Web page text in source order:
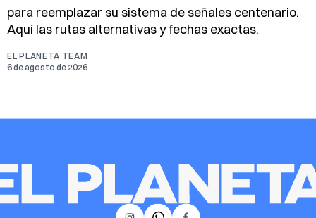
para reemplazar su sistema de señales centenario.
Aquí las rutas alternativas y fechas exactas.
EL PLANETA TEAM
6 de agosto de 2026